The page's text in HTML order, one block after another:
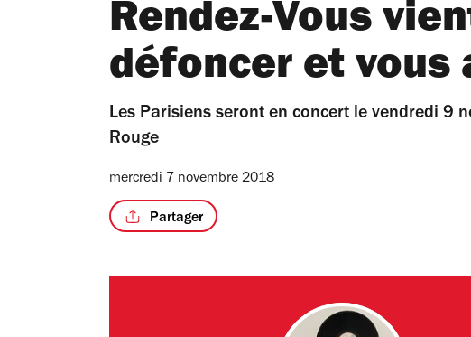
Rendez-Vous
défoncer et vous
Les Parisiens seront en concert le vendredi 9
Rouge
mercredi 7 novembre 2018
Partager